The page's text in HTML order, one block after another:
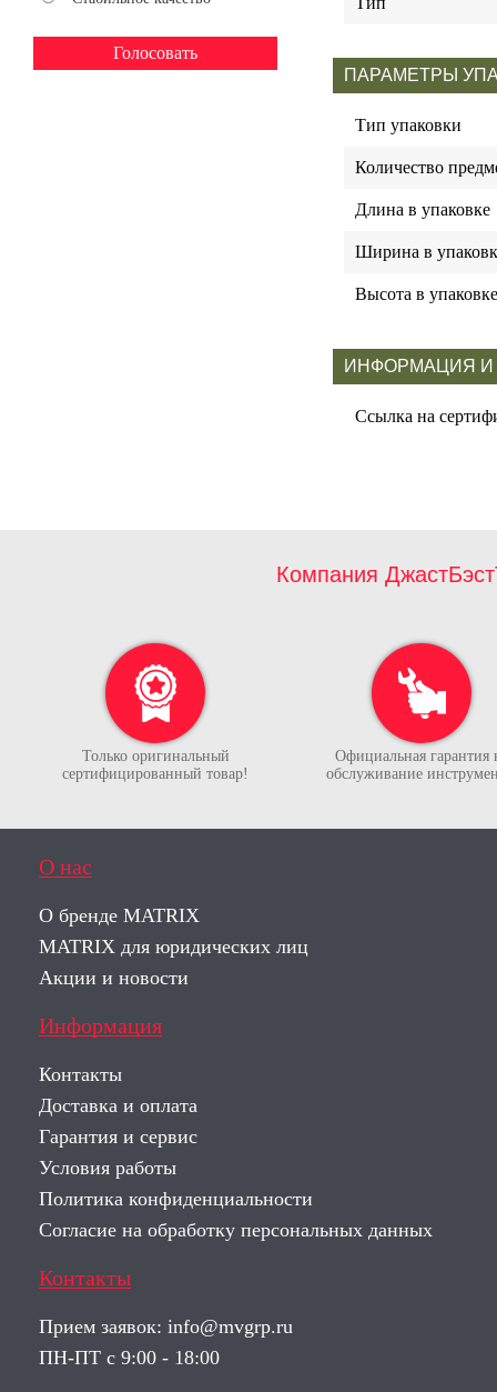
ПАРАМЕТРЫ
Тип упаковки
Количество
Длина в упаковке
Ширина в
Высота в упаковке
ИНФОРМАЦИЯ И
Ссылка на
Компания
Только оригинальный
сертифицированный товар!
Официальная гарантия
обслуживание
О нас
О бренде MATRIX
MATRIX для юридических лиц
Акции и новости
Информация
Контакты
Доставка и оплата
Гарантия и сервис
Условия работы
Политика конфиденциальности
Согласие на обработку персональных данных
Контакты
Прием заявок: info@mvgrp.ru
ПН-ПТ с 9:00 - 18:00